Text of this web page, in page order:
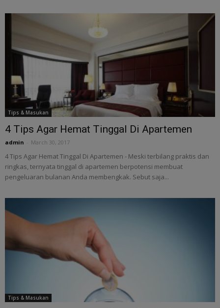
Tips & Masukan
4 Tips Agar Hemat Tinggal Di Apartemen
admin March 30, 2017
4 Tips Agar Hemat Tinggal Di Apartemen - Meski terbilang praktis dan
ringkas, ternyata tinggal di apartemen berpotensi membuat
pengeluaran bulanan Anda membengkak. Sebut saja...
Tips & Masukan